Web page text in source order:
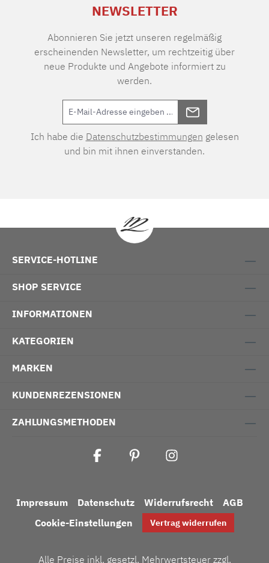
NEWSLETTER
Abonnieren Sie jetzt unseren regelmäßig
erscheinenden Newsletter, um rechtzeitig über
neue Produkte und Angebote informiert zu
werden.
Ich habe die Datenschutzbestimmungen gelesen
und bin mit ihnen einverstanden.
SERVICE-HOTLINE
SHOP SERVICE
INFORMATIONEN
KATEGORIEN
MARKEN
KUNDENREZENSIONEN
ZAHLUNGSMETHODEN
Impressum Datenschutz Widerrufsrecht
AGB
Cookie-Einstellungen
Vertrag widerrufen
Alle Preise inkl. gesetzl. Mehrwertsteuer zzgl.